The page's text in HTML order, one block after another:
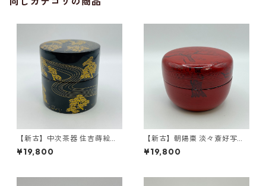
【新古】中次茶器 住吉蒔絵
中村湖彩 共箱入 薄茶器
¥19,800
【新古】朝陽棗 淡々斎好写
中村湖彩 共箱入 薄茶器
¥19,800